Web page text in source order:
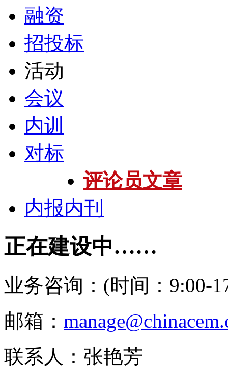
融资
招投标
活动
会议
内训
对标
评论员文章
内报内刊
正在建设中……
业务咨询：(时间：9:00-
邮箱：
联系人：张艳芳